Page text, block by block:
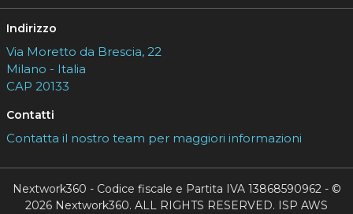
Indirizzo
Via Moretto da Brescia, 22
Milano - Italia
CAP 20133
Contatti
Contatta il nostro team per maggiori informazioni
Nextwork360 - Codice fiscale e Partita IVA 13868590962 - ©
2026 Nextwork360. ALL RIGHTS RESERVED. ISP AWS